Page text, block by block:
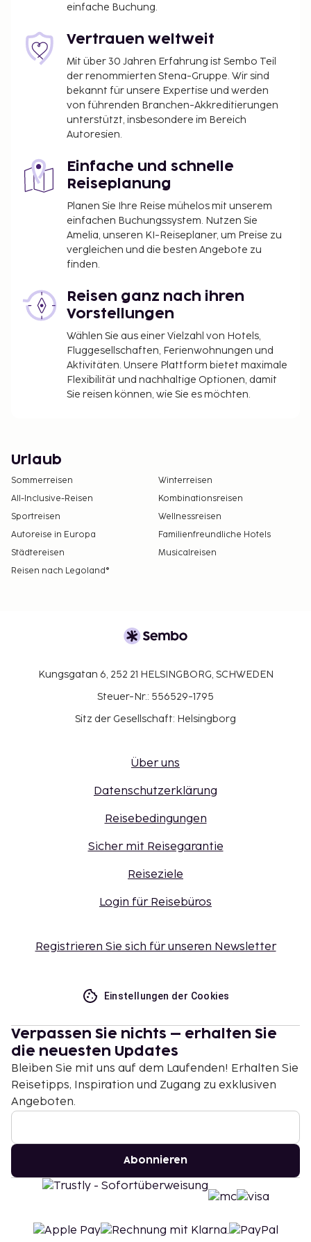
einfache Buchung.
Vertrauen weltweit
Mit über 30 Jahren Erfahrung ist Sembo Teil
der renommierten Stena-Gruppe. Wir sind
bekannt für unsere Expertise und werden
von führenden Branchen-Akkreditierungen
unterstützt, insbesondere im Bereich
Autoresien.
Einfache und schnelle
Reiseplanung
Planen Sie Ihre Reise mühelos mit unserem
einfachen Buchungssystem. Nutzen Sie
Amelia, unseren KI-Reiseplaner, um Preise zu
vergleichen und die besten Angebote zu
finden.
Reisen ganz nach ihren
Vorstellungen
Wählen Sie aus einer Vielzahl von Hotels,
Fluggesellschaften, Ferienwohnungen und
Aktivitäten. Unsere Plattform bietet maximale
Flexibilität und nachhaltige Optionen, damit
Sie reisen können, wie Sie es möchten.
Urlaub
Sommerreisen
Winterreisen
All-Inclusive-Reisen
Kombinationsreisen
Sportreisen
Wellnessreisen
Autoreise in Europa
Familienfreundliche Hotels
Städtereisen
Musicalreisen
Reisen nach Legoland®
Kungsgatan 6, 252 21 HELSINGBORG, SCHWEDEN
Steuer-Nr.: 556529-1795
Sitz der Gesellschaft: Helsingborg
Über uns
Datenschutzerklärung
Reisebedingungen
Sicher mit Reisegarantie
Reiseziele
Login für Reisebüros
Registrieren Sie sich für unseren Newsletter
Einstellungen der Cookies
Verpassen Sie nichts – erhalten Sie
die neuesten Updates
Bleiben Sie mit uns auf dem Laufenden! Erhalten Sie
Reisetipps, Inspiration und Zugang zu exklusiven
Angeboten.
Abonnieren